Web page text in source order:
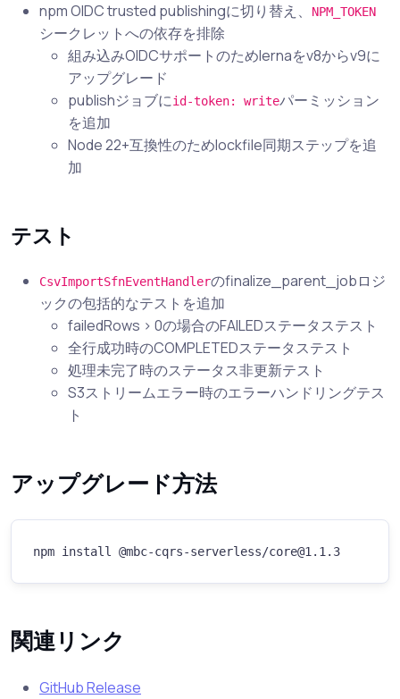
npm OIDC trusted publishingに切り替え、 NPM_TOKEN
シークレットへの依存を排除
組み込みOIDCサポートのためlernaをv8からv9に
アップグレード
publishジョブにid-token: writeパーミッション
を追加
Node 22+互換性のためlockfile同期ステップを追
加
テスト
CsvImportSfnEventHandlerのfinalize_parent_jobロジ
ックの包括的なテストを追加
failedRows > 0の場合のFAILEDステータステスト
全行成功時のCOMPLETEDステータステスト
処理未完了時のステータス非更新テスト
S3ストリームエラー時のエラーハンドリングテス
ト
アップグレード方法
npm install @mbc-cqrs-serverless/core@1.1.3
関連リンク
GitHub Release